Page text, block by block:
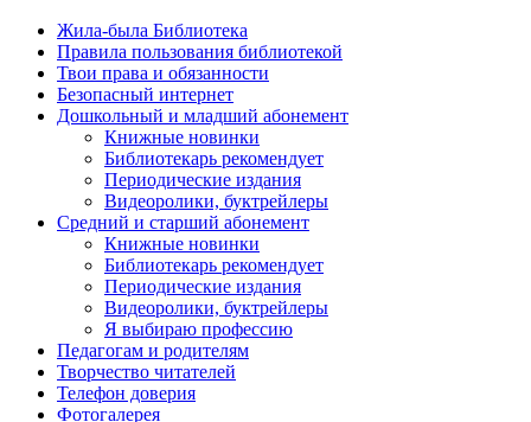
Жила-была Библиотека
Правила пользования библиотекой
Твои права и обязанности
Безопасный интернет
Дошкольный и младший абонемент
Книжные новинки
Библиотекарь рекомендует
Периодические издания
Видеоролики, буктрейлеры
Средний и старший абонемент
Книжные новинки
Библиотекарь рекомендует
Периодические издания
Видеоролики, буктрейлеры
Я выбираю профессию
Педагогам и родителям
Творчество читателей
Телефон доверия
Фотогалерея